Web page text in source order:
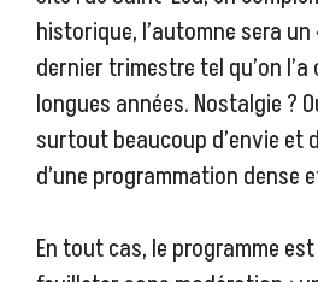
historique, l’automne sera un
dernier trimestre tel qu’on
longues années. Nostalgie ?
surtout beaucoup d’envie et
d’une programmation dense
En tout cas, le programme